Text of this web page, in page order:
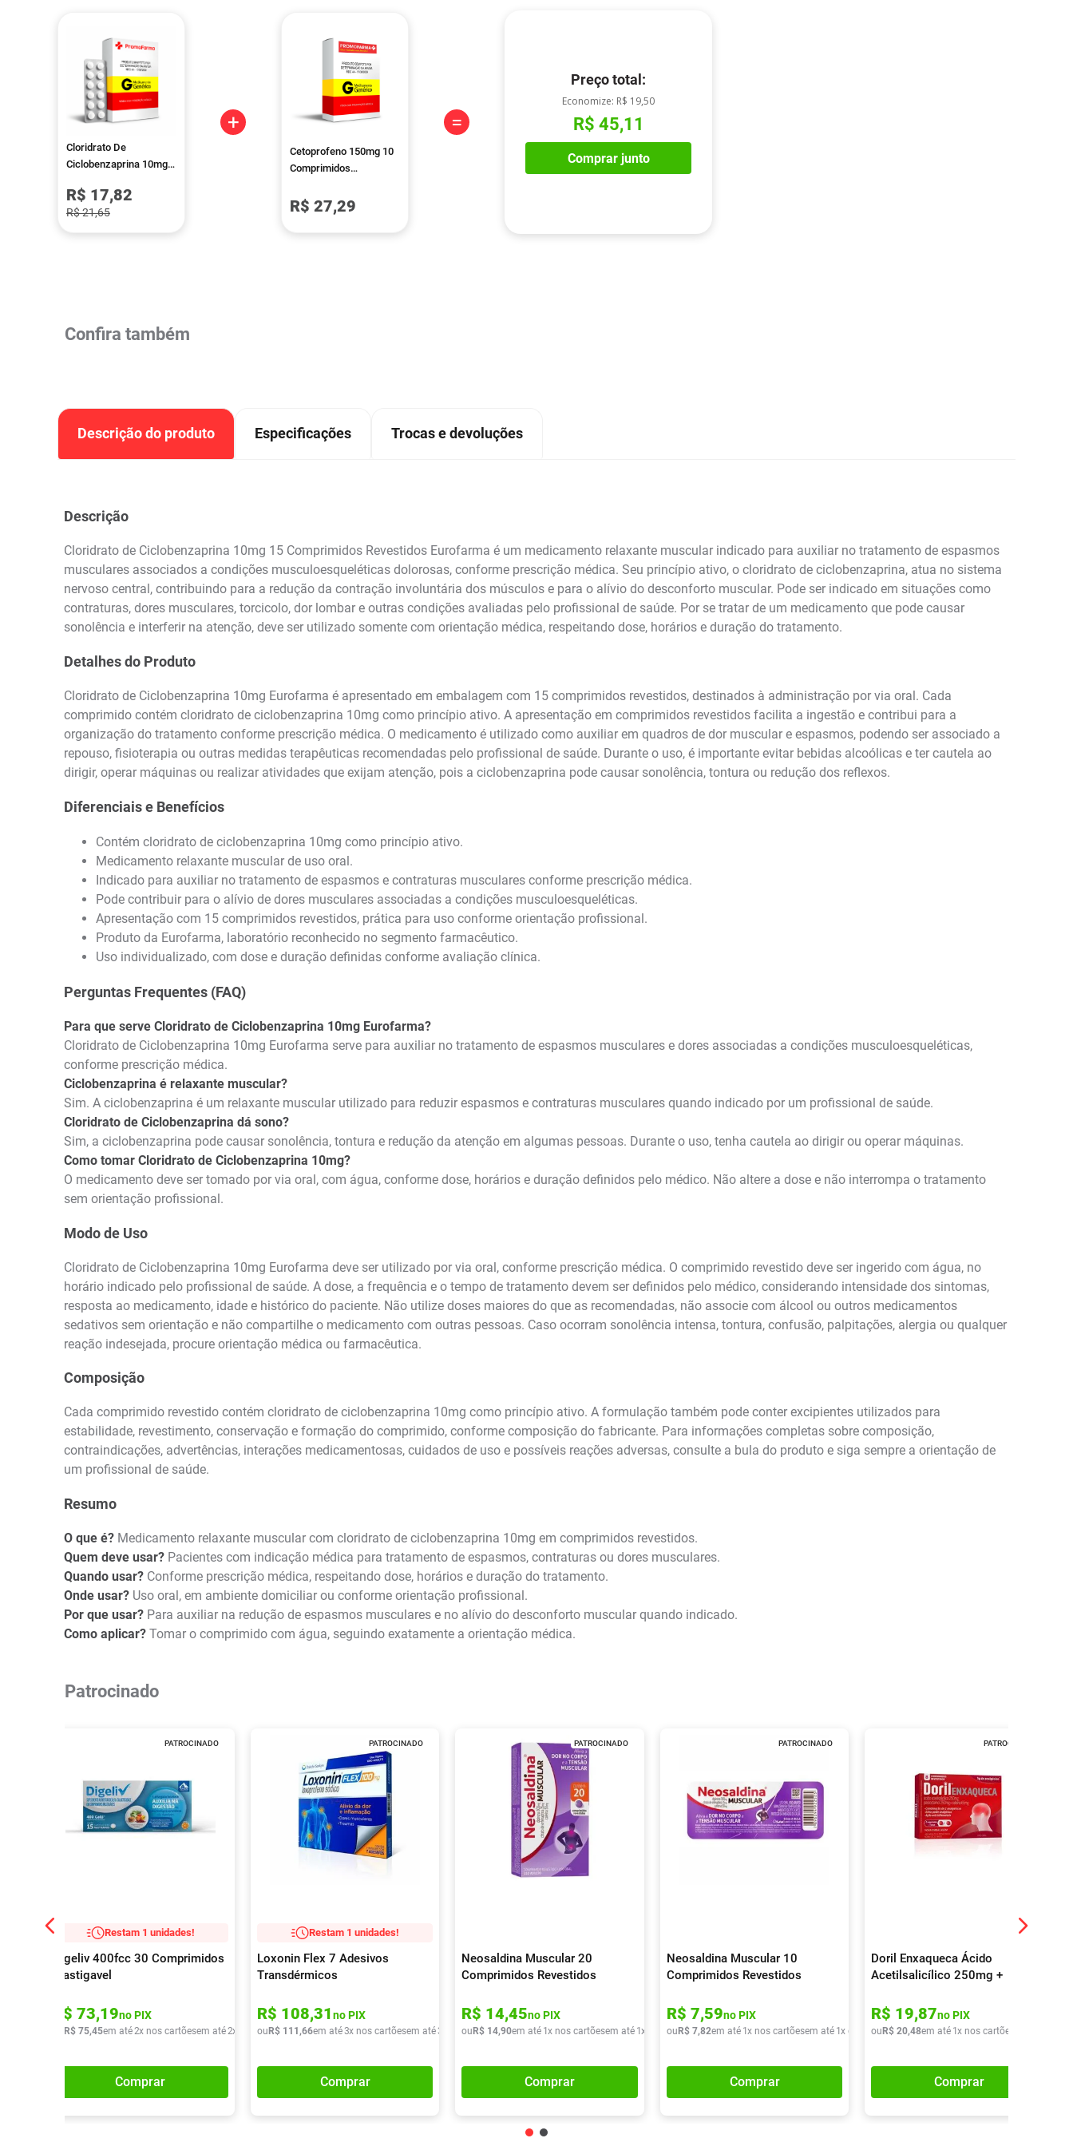
Cloridrato De
Ciclobenzaprina 10mg
Revestidos Eurofarma
R$ 17,82
R$ 21,65
+
Cetoprofeno 150mg 10
Comprimidos
R$ 27,29
=
Preço total:
Economize: R$ 19,50
R$ 45,11
Comprar junto
Confira também
Descrição do produto Especificações Trocas e devoluções
Descrição
Cloridrato de Ciclobenzaprina 10mg 15 Comprimidos Revestidos Eurofarma é um medicamento relaxante muscular indicado para auxiliar no tratamento de espasmos
musculares associados a condições musculoesqueléticas dolorosas, conforme prescrição médica. Seu princípio ativo, o cloridrato de ciclobenzaprina, atua no sistema
nervoso central, contribuindo para a redução da contração involuntária dos músculos e para o alívio do desconforto muscular. Pode ser indicado em situações como
contraturas, dores musculares, torcicolo, dor lombar e outras condições avaliadas pelo profissional de saúde. Por se tratar de um medicamento que pode causar
sonolência e interferir na atenção, deve ser utilizado somente com orientação médica, respeitando dose, horários e duração do tratamento.
Detalhes do Produto
Cloridrato de Ciclobenzaprina 10mg Eurofarma é apresentado em embalagem com 15 comprimidos revestidos, destinados à administração por via oral. Cada
comprimido contém cloridrato de ciclobenzaprina 10mg como princípio ativo. A apresentação em comprimidos revestidos facilita a ingestão e contribui para a
organização do tratamento conforme prescrição médica. O medicamento é utilizado como auxiliar em quadros de dor muscular e espasmos, podendo ser associado a
repouso, fisioterapia ou outras medidas terapêuticas recomendadas pelo profissional de saúde. Durante o uso, é importante evitar bebidas alcoólicas e ter cautela ao
dirigir, operar máquinas ou realizar atividades que exijam atenção, pois a ciclobenzaprina pode causar sonolência, tontura ou redução dos reflexos.
Diferenciais e Benefícios
Contém cloridrato de ciclobenzaprina 10mg como princípio ativo.
Medicamento relaxante muscular de uso oral.
Indicado para auxiliar no tratamento de espasmos e contraturas musculares conforme prescrição médica.
Pode contribuir para o alívio de dores musculares associadas a condições musculoesqueléticas.
Apresentação com 15 comprimidos revestidos, prática para uso conforme orientação profissional.
Produto da Eurofarma, laboratório reconhecido no segmento farmacêutico.
Uso individualizado, com dose e duração definidas conforme avaliação clínica.
Perguntas Frequentes (FAQ)
Para que serve Cloridrato de Ciclobenzaprina 10mg Eurofarma?
Cloridrato de Ciclobenzaprina 10mg Eurofarma serve para auxiliar no tratamento de espasmos musculares e dores associadas a condições musculoesqueléticas,
conforme prescrição médica.
Ciclobenzaprina é relaxante muscular?
Sim. A ciclobenzaprina é um relaxante muscular utilizado para reduzir espasmos e contraturas musculares quando indicado por um profissional de saúde.
Cloridrato de Ciclobenzaprina dá sono?
Sim, a ciclobenzaprina pode causar sonolência, tontura e redução da atenção em algumas pessoas. Durante o uso, tenha cautela ao dirigir ou operar máquinas.
Como tomar Cloridrato de Ciclobenzaprina 10mg?
O medicamento deve ser tomado por via oral, com água, conforme dose, horários e duração definidos pelo médico. Não altere a dose e não interrompa o tratamento
sem orientação profissional.
Modo de Uso
Cloridrato de Ciclobenzaprina 10mg Eurofarma deve ser utilizado por via oral, conforme prescrição médica. O comprimido revestido deve ser ingerido com água, no
horário indicado pelo profissional de saúde. A dose, a frequência e o tempo de tratamento devem ser definidos pelo médico, considerando intensidade dos sintomas,
resposta ao medicamento, idade e histórico do paciente. Não utilize doses maiores do que as recomendadas, não associe com álcool ou outros medicamentos
sedativos sem orientação e não compartilhe o medicamento com outras pessoas. Caso ocorram sonolência intensa, tontura, confusão, palpitações, alergia ou qualquer
reação indesejada, procure orientação médica ou farmacêutica.
Composição
Cada comprimido revestido contém cloridrato de ciclobenzaprina 10mg como princípio ativo. A formulação também pode conter excipientes utilizados para
estabilidade, revestimento, conservação e formação do comprimido, conforme composição do fabricante. Para informações completas sobre composição,
contraindicações, advertências, interações medicamentosas, cuidados de uso e possíveis reações adversas, consulte a bula do produto e siga sempre a orientação de
um profissional de saúde.
Resumo
O que é? Medicamento relaxante muscular com cloridrato de ciclobenzaprina 10mg em comprimidos revestidos.
Quem deve usar? Pacientes com indicação médica para tratamento de espasmos, contraturas ou dores musculares.
Quando usar? Conforme prescrição médica, respeitando dose, horários e duração do tratamento.
Onde usar? Uso oral, em ambiente domiciliar ou conforme orientação profissional.
Por que usar? Para auxiliar na redução de espasmos musculares e no alívio do desconforto muscular quando indicado.
Como aplicar? Tomar o comprimido com água, seguindo exatamente a orientação médica.
Patrocinado
PATROCINADO
Restam 1 unidades!
Digeliv 400fcc 30 Comprimidos
Mastigavel
R$ 73,19no PIX
R$ 75,45em até2x nos cartõesem até2x de R$ 37,72
Comprar
PATROCINADO
Restam 1 unidades!
Loxonin Flex 7 Adesivos
Transdérmicos
R$ 108,31no PIX
ou R$ 111 ,66em até3x nos cartõesem até3 R$ 37 ,22
Comprar
PATROCINADO
Neosaldina Muscular 20
Comprimidos Revestidos
R$ 14,45no PIX
ou R$ 14,90em até 1x nos cartõesem até 1x de R$ 14,90
Comprar
PATROCINADO
Neosaldina Muscular 10
Comprimidos Revestidos
R$ 7,59no PIX
ou R$ 7,82em até 1x nos cartõesem até 1x de R$ 7, 82
Comprar
PATROCINADO
Doril Enxaqueca Ácido
Acetilsalicílico 250mg +
65mg 8 Comprimidos
R$ 19,87no PIX
ou R$ 20,48em até 1x nos cartões
Comprar